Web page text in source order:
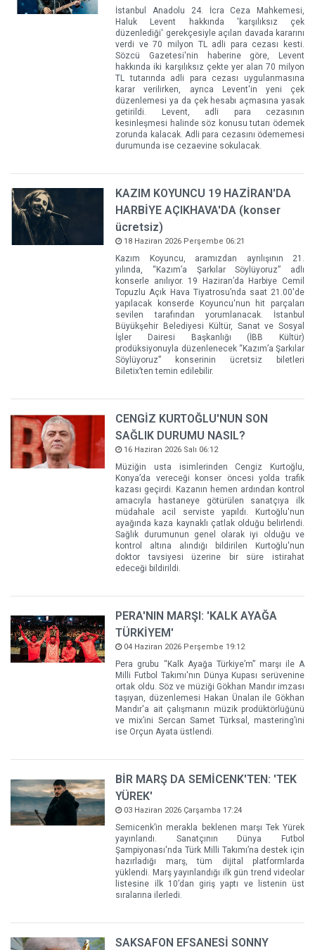
İstanbul Anadolu 24. İcra Ceza Mahkemesi,
Haluk Levent hakkında 'karşılıksız çek
düzenlediği' gerekçesiyle açılan davada kararını
verdi ve 70 milyon TL adli para cezası kesti.
Sözcü Gazetesi'nin haberine göre, Levent
hakkında iki karşılıksız çekte yer alan 70 milyon
TL tutarında adli para cezası uygulanmasına
karar verilirken, ayrıca Levent'in yeni çek
düzenlemesi ya da çek hesabı açmasına yasak
getirildi. Levent, adli para cezasının
kesinleşmesi halinde söz konusu tutarı ödemek
zorunda kalacak. Adli para cezasını ödememesi
durumunda ise cezaevine sokulacak.
KAZIM KOYUNCU 19 HAZİRAN'DA
HARBİYE AÇIKHAVA'DA (konser
ücretsiz)
18 Haziran 2026 Perşembe 06:21
Kazım Koyuncu, aramızdan ayrılışının 21.
yılında, “Kazım’a Şarkılar Söylüyoruz” adlı
konserle anılıyor. 19 Haziran’da Harbiye Cemil
Topuzlu Açık Hava Tiyatrosu’nda saat 21.00'de
yapılacak konserde Koyuncu'nun hit parçaları
sevilen tarafından yorumlanacak. İstanbul
Büyükşehir Belediyesi Kültür, Sanat ve Sosyal
İşler Dairesi Başkanlığı (İBB Kültür)
prodüksiyonuyla düzenlenecek “Kazım’a Şarkılar
Söylüyoruz” konserinin ücretsiz biletleri
Biletix’ten temin edilebilir.
CENGİZ KURTOĞLU'NUN SON
SAĞLIK DURUMU NASIL?
16 Haziran 2026 Salı 06:12
Müziğin usta isimlerinden Cengiz Kurtoğlu,
Konya’da vereceği konser öncesi yolda trafik
kazası geçirdi. Kazanın hemen ardından kontrol
amacıyla hastaneye götürülen sanatçıya ilk
müdahale acil serviste yapıldı. Kurtoğlu'nun
ayağında kaza kaynaklı çatlak olduğu belirlendi.
Sağlık durumunun genel olarak iyi olduğu ve
kontrol altına alındığı bildirilen Kurtoğlu'nun
doktor tavsiyesi üzerine bir süre istirahat
edeceği bildirildi.
PERA'NIN MARŞI: 'KALK AYAĞA
TÜRKİYEM'
04 Haziran 2026 Perşembe 19:12
Pera grubu “Kalk Ayağa Türkiye’m” marşı ile A
Milli Futbol Takımı'nın Dünya Kupası serüvenine
ortak oldu. Söz ve müziği Gökhan Mandır imzası
taşıyan, düzenlemesi Hakan Ünalan ile Gökhan
Mandır'a ait çalışmanın müzik prodüktörlüğünü
ve mix’ini Sercan Samet Türksal, mastering’ini
ise Orçun Ayata üstlendi.
BİR MARŞ DA SEMİCENK'TEN: 'TEK
YÜREK'
03 Haziran 2026 Çarşamba 17:24
Semicenk’in merakla beklenen marşı Tek Yürek
yayınlandı. Sanatçının Dünya Futbol
Şampiyonası'nda Türk Milli Takımı’na destek için
hazırladığı marş, tüm dijital platformlarda
yüklendi. Marş yayınlandığı ilk gün trend videolar
listesine ilk 10’dan giriş yaptı ve listenin üst
sıralarına ilerledi.
SAKSAFON EFSANESİ SONNY